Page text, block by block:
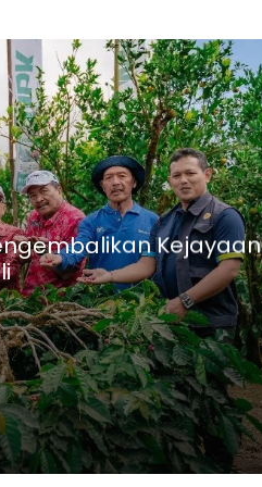
Kejayaan
Sinergi Pusri dengan Kementan untuk Mengembalikan Kejayaan Kopi Kintamani Bali